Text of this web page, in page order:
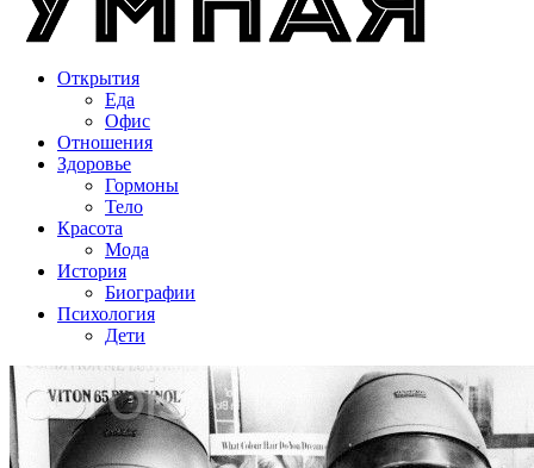
Открытия
Еда
Офис
Отношения
Здоровье
Гормоны
Тело
Красота
Мода
История
Биографии
Психология
Дети